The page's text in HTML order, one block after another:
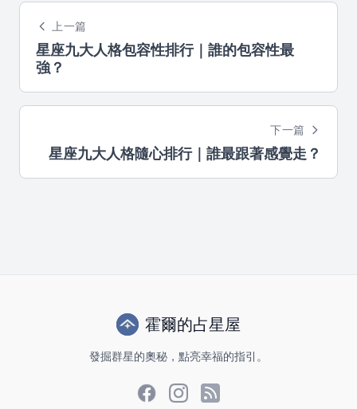
上一篇
星座九大人格包容性排行｜誰的包容性最
強？
下一篇
星座九大人格隨心排行｜誰最跟著感覺走？
霍爾的占星屋
發掘群星的奧秘，點亮幸福的指引。